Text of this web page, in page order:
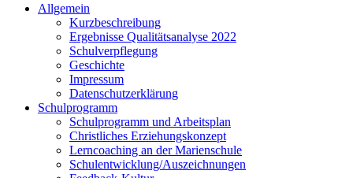
Allgemein
Kurzbeschreibung
Ergebnisse Qualitätsanalyse 2022
Schulverpflegung
Geschichte
Impressum
Datenschutzerklärung
Schulprogramm
Schulprogramm und Arbeitsplan
Christliches Erziehungskonzept
Lerncoaching an der Marienschule
Schulentwicklung/Auszeichnungen